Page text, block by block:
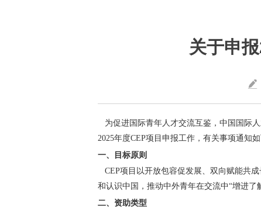
关于申
为促进国际青年人才交流互鉴，中国国际
2025年度CEP项目申报工作，有关事项通知如
一、目标原则
CEP项目以开放包容促发展、双向赋能共
和认识中国，推动中外青年在交流中“增进了
二、资助类型